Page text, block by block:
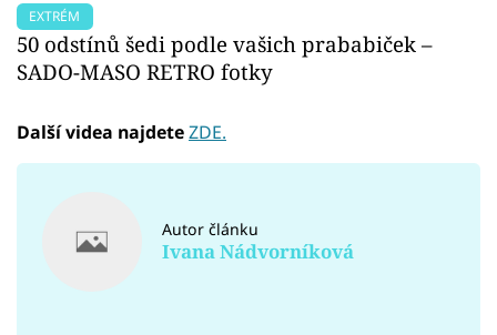
EXTRÉM
50 odstínů šedi podle vašich prababiček –
SADO-MASO RETRO fotky
Další videa najdeteZDE.
Autor článku
Ivana Nádvorníková